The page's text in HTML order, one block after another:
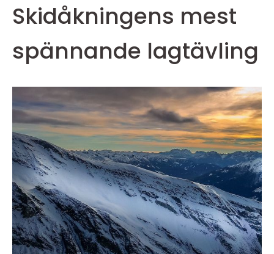
Skidåkningens mest
spännande lagtävling